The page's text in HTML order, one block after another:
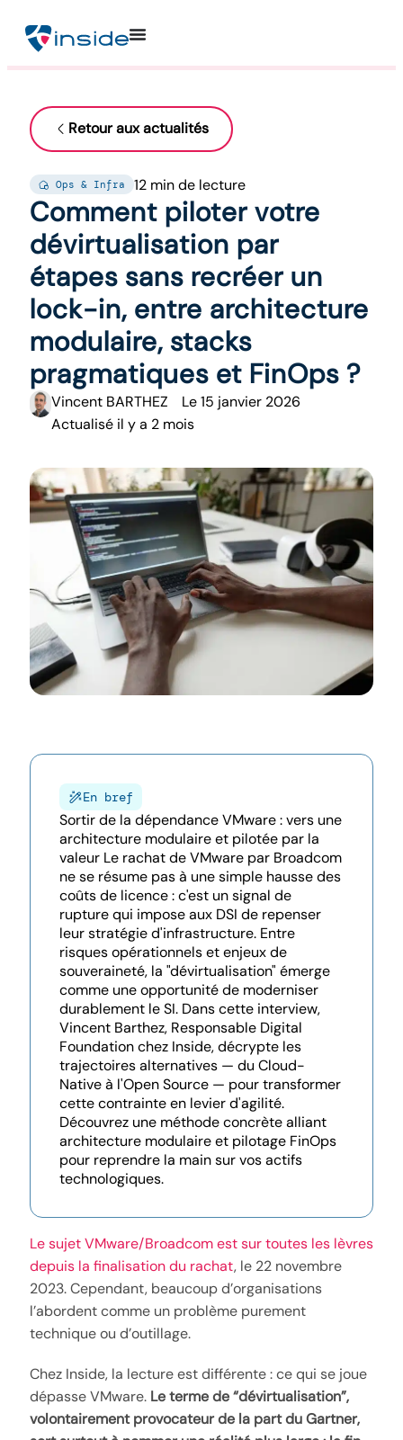
Retour aux actualités
Ops & Infra 12 min de lecture
Comment piloter votre
dévirtualisation par
étapes sans recréer un
lock-in, entre architecture
modulaire, stacks
pragmatiques et FinOps ?
Vincent BARTHEZ Le15 janvier 2026
Actualisé il y a 2 mois
En bref
Sortir de la dépendance VMware : vers une
architecture modulaire et pilotée par la
valeur Le rachat de VMware par Broadcom
ne se résume pas à une simple hausse des
coûts de licence : c'est un signal de
rupture qui impose aux DSI de repenser
leur stratégie d'infrastructure. Entre
risques opérationnels et enjeux de
souveraineté, la "dévirtualisation" émerge
comme une opportunité de moderniser
durablement le SI. Dans cette interview,
Vincent Barthez, Responsable Digital
Foundation chez Inside, décrypte les
trajectoires alternatives — du Cloud-
Native à l'Open Source — pour transformer
cette contrainte en levier d'agilité.
Découvrez une méthode concrète alliant
architecture modulaire et pilotage FinOps
pour reprendre la main sur vos actifs
technologiques.
Le sujet VMware/Broadcom est sur toutes les lèvres
depuis la finalisation du rachat, le 22 novembre
2023. Cependant, beaucoup d’organisations
l’abordent comme un problème purement
technique ou d’outillage.
Chez Inside, la lecture est différente : ce qui se joue
dépasse VMware. Le terme de “dévirtualisation”,
volontairement provocateur de la part du Gartner,